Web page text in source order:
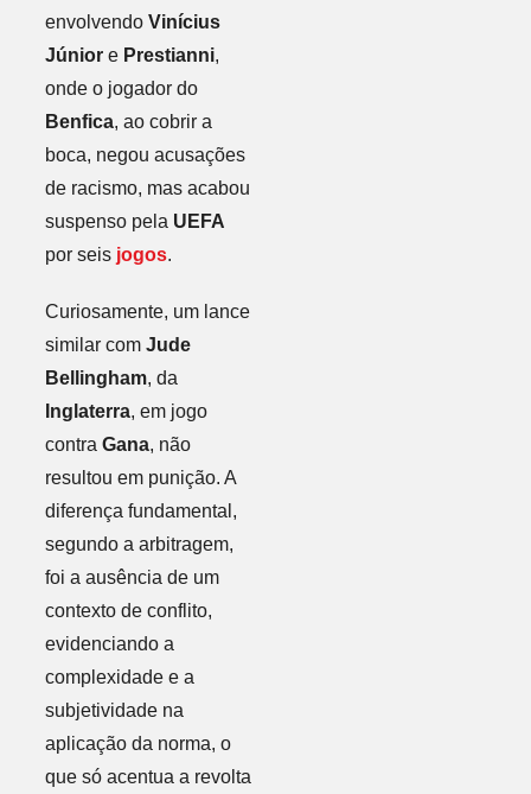
envolvendo Vinícius
Júniore Prestianni,
onde o jogador do
Benfica, ao cobrir a
boca, negou acusações
de racismo, mas acabou
suspenso pela UEFA
por seis jogos.
Curiosamente, um lance
similar com Jude
Bellingham, da
Inglaterra, em jogo
contra Gana, não
resultou em punição. A
diferença fundamental,
segundo a arbitragem,
foi a ausência de um
contexto de conflito,
evidenciando a
complexidade e a
subjetividade na
aplicação da norma, o
que só acentua a revolta